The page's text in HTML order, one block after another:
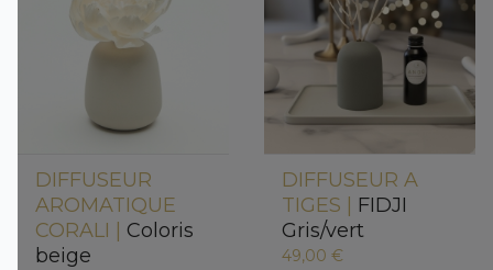
DIFFUSEUR
AROMATIQUE
CORALI | Coloris
beige
DIFFUSEUR A
TIGES | FIDJI
Gris/vert
49,00 €